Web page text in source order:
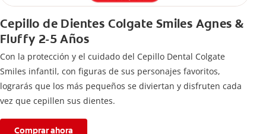
Cepillo de Dientes Colgate Smiles Agnes &
Fluffy 2-5 Años
Con la protección y el cuidado del Cepillo Dental Colgate
Smiles infantil, con figuras de sus personajes favoritos,
lograrás que los más pequeños se diviertan y disfruten cada
vez que cepillen sus dientes.
Comprar ahora